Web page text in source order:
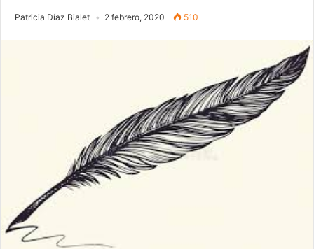
Patricia Díaz Bialet 2 febrero, 2020 510